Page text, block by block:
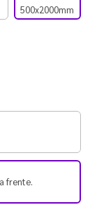
500x2000mm
frente.